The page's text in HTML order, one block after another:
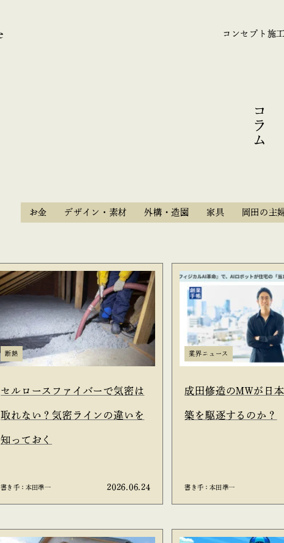
コンセプト 施
コラム
お金 デザイン・素材 外構・造園 家具 岡田の主
断熱
セルロースファイバーで気密は
取れない？気密ラインの違いを
知っておく
書き手：本田準一 2026.06.24
業界ニュース
成田修造のMWが日
築を駆逐するのか？
書き手：本田準一